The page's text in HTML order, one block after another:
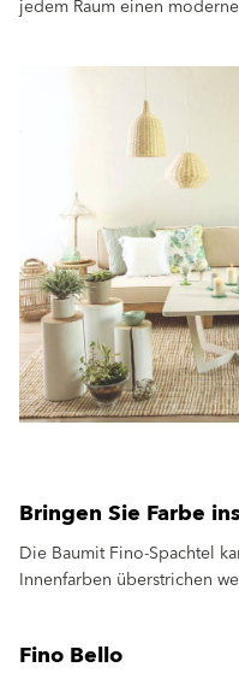
jedem Raum einen
Bringen Sie Farbe
Die Baumit Fino-Spachtel
Innenfarben überstrichen
Fino Bello